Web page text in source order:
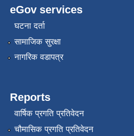
eGov services
घटना दर्ता
सामाजिक सुरक्षा
नागरिक वडापत्र
Reports
वार्षिक प्रगति प्रतिवेदन
चौमासिक प्रगति प्रतिवेदन